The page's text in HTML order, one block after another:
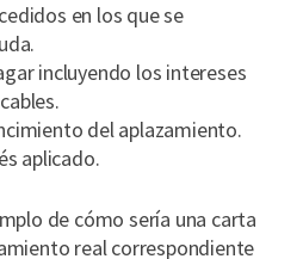
en los que se
incluyendo los intereses
del aplazamiento.
aplicado.
de cómo sería una carta
real correspondiente